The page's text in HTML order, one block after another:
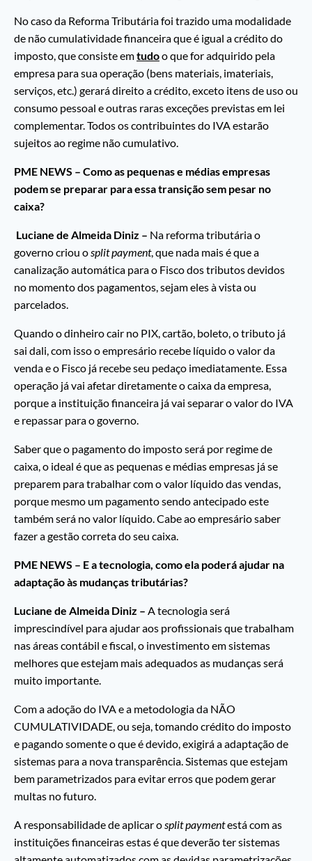
No caso da Reforma Tributária foi trazido uma modalidade
de não cumulatividade financeira que é igual a crédito do
imposto, que consiste emtudoo que for adquirido pela
empresa para sua operação (bens materiais, imateriais,
serviços, etc.) gerará direito a crédito, exceto itens de uso ou
consumo pessoal e outras raras exceções previstas em lei
complementar. Todos os contribuintes do IVA estarão
sujeitos ao regime não cumulativo.
PME NEWS – Como as pequenas e médias empresas
podem se preparar para essa transição sem pesar no
caixa?
Luciane de Almeida Diniz – Na reforma tributária o
governo criou osplit payment, que nada mais é que a
canalização automática para o Fisco dos tributos devidos
no momento dos pagamentos, sejam eles à vista ou
parcelados.
Quando o dinheiro cair no PIX, cartão, boleto, o tributo já
sai dali, com isso o empresário recebe líquido o valor da
venda e o Fisco já recebe seu pedaço imediatamente. Essa
operação já vai afetar diretamente o caixa da empresa,
porque a instituição financeira já vai separar o valor do IVA
e repassar para o governo.
Saber que o pagamento do imposto será por regime de
caixa, o ideal é que as pequenas e médias empresas já se
preparem para trabalhar com o valor líquido das vendas,
porque mesmo um pagamento sendo antecipado este
também será no valor líquido. Cabe ao empresário saber
fazer a gestão correta do seu caixa.
PME NEWS – E a tecnologia, como ela poderá ajudar na
adaptação às mudanças tributárias?
Luciane de Almeida Diniz – A tecnologia será
imprescindível para ajudar aos profissionais que trabalham
nas áreas contábil e fiscal, o investimento em sistemas
melhores que estejam mais adequados as mudanças será
muito importante.
Com a adoção do IVA e a metodologia da NÃO
CUMULATIVIDADE, ou seja, tomando crédito do imposto
e pagando somente o que é devido, exigirá a adaptação de
sistemas para a nova transparência. Sistemas que estejam
bem parametrizados para evitar erros que podem gerar
multas no futuro.
A responsabilidade de aplicar osplit paymentestá com as
instituições financeiras estas é que deverão ter sistemas